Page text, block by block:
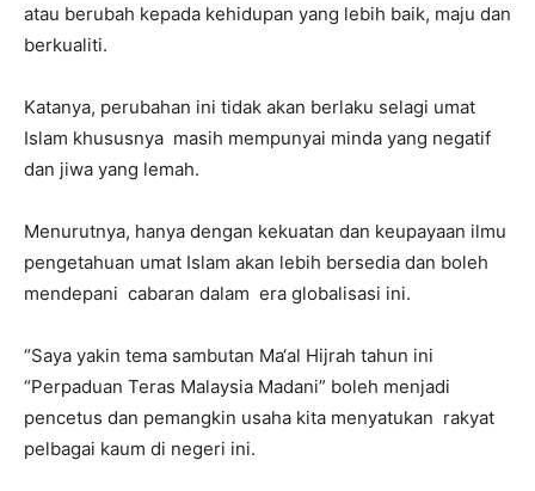
atau berubah kepada kehidupan yang lebih baik, maju dan
berkualiti.
Katanya, perubahan ini tidak akan berlaku selagi umat
Islam khususnya masih mempunyai minda yang negatif
dan jiwa yang lemah.
Menurutnya, hanya dengan kekuatan dan keupayaan ilmu
pengetahuan umat Islam akan lebih bersedia dan boleh
mendepani cabaran dalam era globalisasi ini.
“Saya yakin tema sambutan Ma‘al Hijrah tahun ini
“Perpaduan Teras Malaysia Madani” boleh menjadi
pencetus dan pemangkin usaha kita menyatukan rakyat
pelbagai kaum di negeri ini.